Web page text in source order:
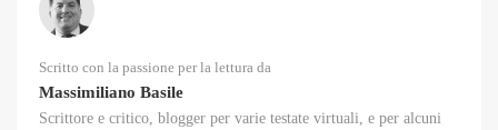
Scritto con la passione per la lettura da
Massimiliano Basile
Scrittore e critico, blogger per varie testate virtuali, e per alcuni